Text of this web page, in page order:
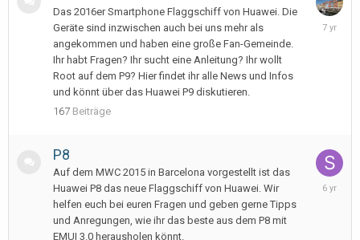
Das 2016er Smartphone Flaggschiff von Huawei. Die
Geräte sind inzwischen auch bei uns mehr als
angekommen und haben eine große Fan-Gemeinde.
Ihr habt Fragen? Ihr sucht eine Anleitung? Ihr wollt
Root auf dem P9? Hier findet ihr alle News und Infos
und könnt über das Huawei P9 diskutieren.
167 Beiträge
August
P8
Auf dem MWC 2015 in Barcelona vorgestellt ist das
Huawei P8 das neue Flaggschiff von Huawei. Wir
helfen euch bei euren Fragen und geben gerne Tipps
und Anregungen, wie ihr das beste aus dem P8 mit
EMUI 3.0 herausholen könnt.
May